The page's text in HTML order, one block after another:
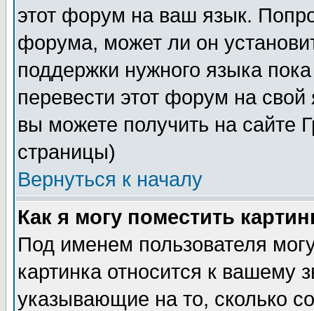
этот форум на ваш язык.
форума, может ли он
поддержки нужного языка
перевести этот форум на
вы можете получить на сайте
страницы)
Вернуться к началу
Как я могу поместить
Под именем пользователя
картинка относится к вашему
указывающие на то, сколько